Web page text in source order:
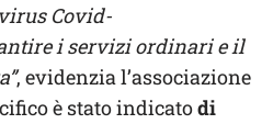
Covid-
i servizi ordinari e il
, evidenzia l’associazione
è stato indicatodi